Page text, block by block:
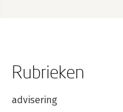
Rubrieken
advisering